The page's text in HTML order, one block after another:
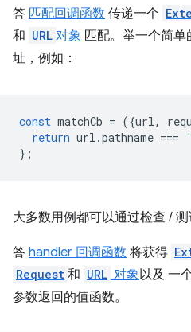
答 匹配回调函数 传递一个
和 URL 对象 匹配。举一个简单
址，例如：
const matchCb = ({url,
return url .pathname ===
};
大多数用例都可以通过检查 /
答 handler 回调函数 将获得
Request 和 URL 对象以及 一
参数返回的值函数。